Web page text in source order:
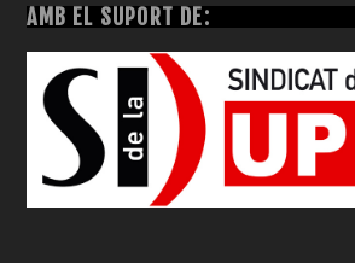
AMB EL SUPORT DE: